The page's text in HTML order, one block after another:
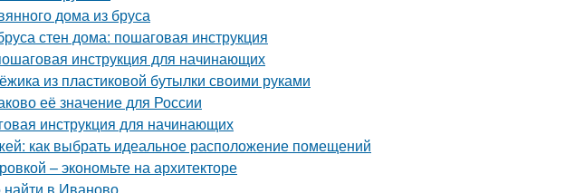
дома из бруса
стен дома: пошаговая инструкция
инструкция для начинающих
из пластиковой бутылки своими руками
её значение для России
инструкция для начинающих
как выбрать идеальное расположение помещений
– экономьте на архитекторе